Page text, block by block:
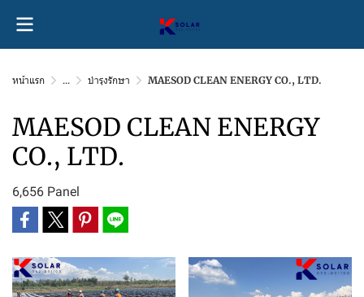
หน้าแรก ... บำรุงรักษา MAESOD CLEAN ENERGY CO., LTD.
MAESOD CLEAN ENERGY
CO., LTD.
6,656 Panel